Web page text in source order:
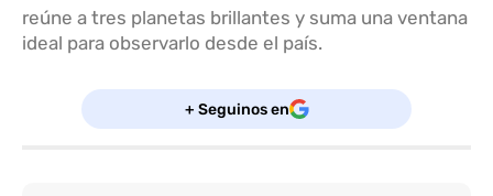
reúne a tres planetas brillantes y suma una ventana
ideal para observarlo desde el país.
+ Seguinos en